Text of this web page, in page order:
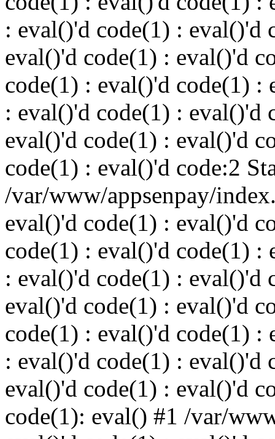
: eval()'d code(1) : eval()'d
eval()'d code(1) : eval()'d
code(1) : eval()'d code(1) :
: eval()'d code(1) : eval()'d
eval()'d code(1) : eval()'d
code(1) : eval()'d code:2
/var/www/appsenpay/
eval()'d code(1) : eval()'d
code(1) : eval()'d code(1) :
: eval()'d code(1) : eval()'d
eval()'d code(1) : eval()'d
code(1) : eval()'d code(1) :
: eval()'d code(1) : eval()'d
eval()'d code(1) : eval()'d
code(1): eval() #1 /var/